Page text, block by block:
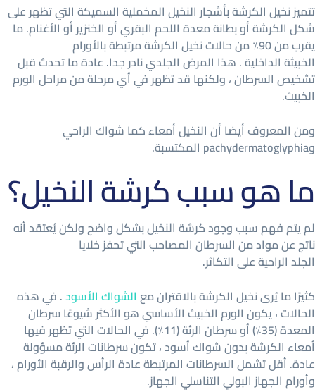
تتميز نخيل الكرشة بأشجار النخيل المخملية السميكة التي تظهر على
شكل الكرشة أو بطانة معدة اللحم البقري أو الخنزير أو الأغنام. ما
يقرب من 90٪ من حالات نخيل الكرشة مرتبطة بالأورام
الخبيثة الداخلية . هذا المرض الجلدي نادر جدا. عادة ما تحدث قبل
تشخيص السرطان ، ولكنها قد تظهر في أي مرحلة من مراحل الورم
الخبيث.
ومن المعروف أيضا أن النخيل أمعاء كما شواك الراحي
وpachydermatoglyphia المكتسبة.
ما هو سبب كرشة النخيل؟
لم يتم فهم سبب وجود كرشة النخيل بشكل واضح ولكن يُعتقد أنه
ناتج عن مواد من السرطان المصاحب التي تحفز خلايا
الجلد الراحية على التكاثر.
كثيرًا ما يُرى نخيل الكرشة بالاقتران مع الشواك الأسود. في هذه
الحالات ، يكون الورم الخبيث الأساسي هو الأكثر شيوعًا سرطان
المعدة (35٪) أو سرطان الرئة (11٪). في الحالات التي تظهر فيها
أمعاء الكرشة بدون شواك أسود ، تكون سرطانات الرئة مسؤولة
عادة. أقل تشمل السرطانات المرتبطة عادة الرأس والرقبة الأورام ،
وأورام الجهاز البولي التناسلي الجهاز.